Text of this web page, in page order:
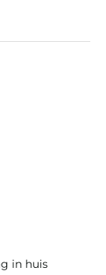
in huis